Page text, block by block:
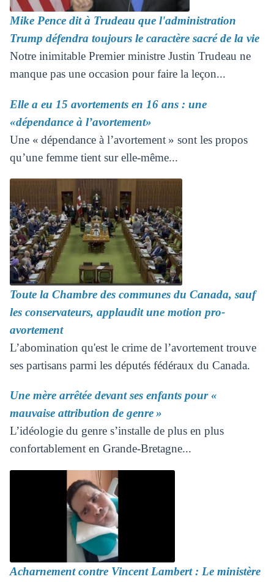
Mike Pence dit à Trudeau que l'administration
Trump défendra toujours le caractère sacré de la vie
Notre inimitable Premier ministre Justin Trudeau ne
manque pas une occasion pour faire la leçon...
Elle a eu 15 avortements en 16 ans : une
«dépendance à l’avortement»
Une « dépendance à l’avortement » sont les propos
qu’une femme tient sur elle-même...
Toute la Chambre des communes du Canada, sauf
les conservateurs, applaudit une motion pro-
avortement
L’abomination qu'est le crime de l’avortement trouve
ses partisans parmi les députés fédéraux du Canada.
Une mère arrêtée devant ses enfants pour «
mauvaise attribution de genre »
L’idéologie du genre s’installe de plus en plus
confortablement en Grande-Bretagne...
Acharnement contre Vincent Lambert : Le ministère